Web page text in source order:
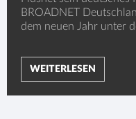
BROADNET
dem neuen Jahr unter
WEITERLESEN